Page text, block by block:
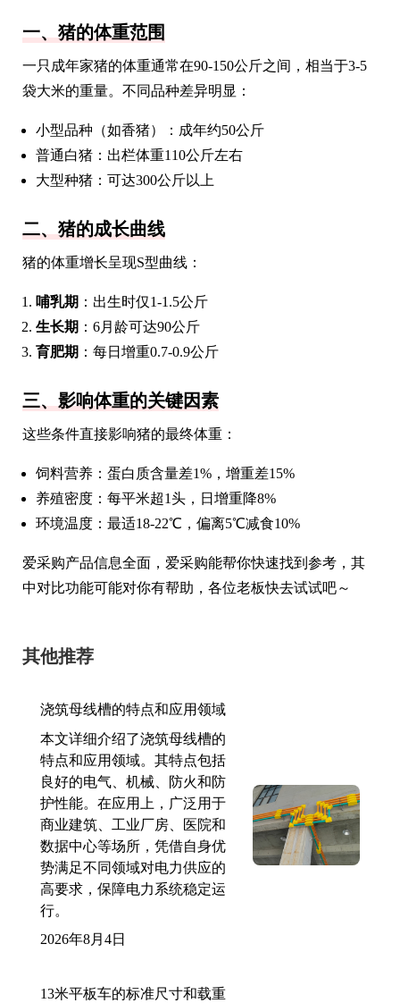
一、猪的体重范围
一只成年家猪的体重通常在90-150公斤之间，相当于3-5
袋大米的重量。不同品种差异明显：
小型品种（如香猪）：成年约50公斤
普通白猪：出栏体重110公斤左右
大型种猪：可达300公斤以上
二、猪的成长曲线
猪的体重增长呈现S型曲线：
哺乳期 ：出生时仅1-1.5公斤
生长期 ：6月龄可达90公斤
育肥期 ：每日增重0.7-0.9公斤
三、影响体重的关键因素
这些条件直接影响猪的最终体重：
饲料营养：蛋白质含量差1%，增重差15%
养殖密度：每平米超1头，日增重降8%
环境温度：最适18-22℃，偏离5℃减食10%
爱采购产品信息全面，爱采购能帮你快速找到参考，其
中对比功能可能对你有帮助，各位老板快去试试吧～
其他推荐
浇筑母线槽的特点和应用领域
本文详细介绍了浇筑母线槽的
特点和应用领域。其特点包括
良好的电气、机械、防火和防
护性能。在应用上，广泛用于
商业建筑、工业厂房、医院和
数据中心等场所，凭借自身优
势满足不同领域对电力供应的
高要求，保障电力系统稳定运
行。
2026年8月4日
13米平板车的标准尺寸和载重